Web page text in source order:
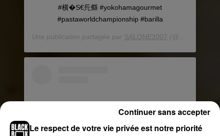
#横�S€㒫㒡 #yokohamagourmet
#pastaworldchampionship #barilla
Une publication partagée par SALONE2007 (@salone2007yokohama) le
Le respect de votre vie privée est notre priorité
Continuer sans accepter